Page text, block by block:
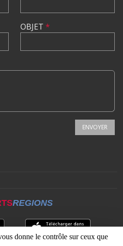
OBJET *
ENVOYER
REGIONS
donne le contrôle sur ceux que